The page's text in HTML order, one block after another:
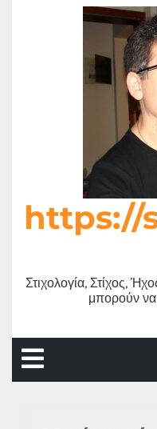
https://
Στιχολογία, Στίχος,
μπορούν να
Άνοιγμα